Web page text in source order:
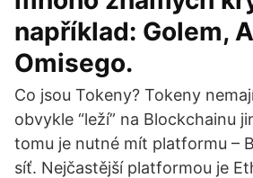
například: Golem,
Omisego.
Co jsou Tokeny? Tokeny
obvykle “leží” na Blockchainu
tomu je nutné mít platformu –
síť. Nejčastější platformou je